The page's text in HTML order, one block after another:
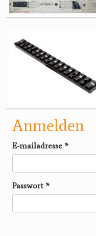
Anmelden
E-mailadresse *
Passwort *